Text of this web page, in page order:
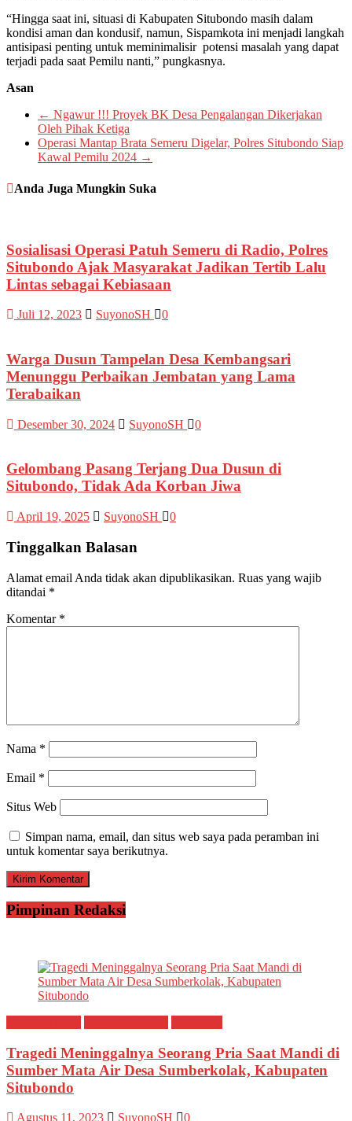
“Hingga saat ini, situasi di Kabupaten Situbondo masih dalam
kondisi aman dan kondusif, namun, Sispamkota ini menjadi langkah
antisipasi penting untuk meminimalisir potensi masalah yang dapat
terjadi pada saat Pemilu nanti,” pungkasnya.
Asan
← Ngawur !!! Proyek BK Desa Pengalangan Dikerjakan
Oleh Pihak Ketiga
Operasi Mantap Brata Semeru Digelar, Polres Situbondo Siap
Kawal Pemilu 2024 →
Anda Juga Mungkin Suka
Sosialisasi Operasi Patuh Semeru di Radio, Polres
Situbondo Ajak Masyarakat Jadikan Tertib Lalu
Lintas sebagai Kebiasaan
Juli 12, 2023 SuyonoSH 0
Warga Dusun Tampelan Desa Kembangsari
Menunggu Perbaikan Jembatan yang Lama
Terabaikan
Desember 30, 2024 SuyonoSH 0
Gelombang Pasang Terjang Dua Dusun di
Situbondo, Tidak Ada Korban Jiwa
April 19, 2025 SuyonoSH 0
Tinggalkan Balasan
Alamat email Anda tidak akan dipublikasikan. Ruas yang wajib
ditandai *
Komentar *
Nama *
Email *
Situs Web
Simpan nama, email, dan situs web saya pada peramban ini
untuk komentar saya berikutnya.
Pimpinan Redaksi
Tragedi Meninggalnya Seorang Pria Saat Mandi di
Sumber Mata Air Desa Sumberkolak, Kabupaten
Situbondo
Agustus 11, 2023 SuyonoSH 0